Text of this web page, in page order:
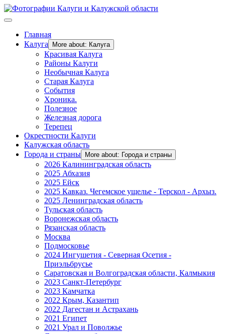
Главная
Калуга
More about: Калуга
Красивая Калуга
Районы Калуги
Необычная Калуга
Старая Калуга
События
Хроника.
Полезное
Железная дорога
Терепец
Окрестности Калуги
Калужская область
Города и страны
More about: Города и страны
2026 Калининградская область
2025 Абхазия
2025 Ейск
2025 Кавказ. Чегемское ущелье - Терскол - Архыз.
2025 Ленинградская область
Тульская область
Воронежская область
Рязанская область
Москва
Подмосковье
2024 Ингушетия - Северная Осетия -
Приэльбрусье
Саратовская и Волгоградская области, Калмыкия
2023 Санкт-Петербург
2023 Камчатка
2022 Крым, Казантип
2022 Дагестан и Астрахань
2021 Египет
2021 Урал и Поволжье